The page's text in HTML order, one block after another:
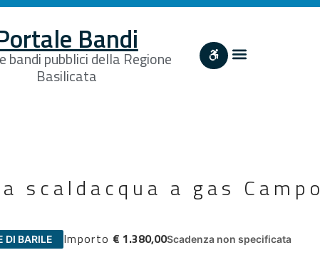
Bandi
bandi pubblici della Regione
Basilicata
a gas Campo
DI BARILE Importo € 1.380,00Scadenza non specificata